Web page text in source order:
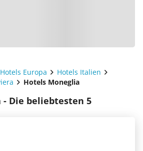
Hotels Europa
Hotels Italien
Hotels Moneglia
Die beliebtesten 5